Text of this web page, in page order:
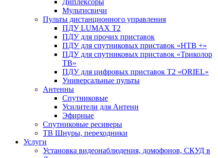
Мультисвичи
Пульты дистанционного управления
ПДУ LUMAX Т2
ПДУ для прочих приставок
ПДУ для спутниковых приставок «НТВ +»
ПДУ для спутниковых приставок «Триколор
ТВ»
ПДУ для цифровых приставок Т2 «ORIEL»
Универсальные пульты
Антенны
Спутниковые
Усилители для Антенн
Эфирные
Спутниковые ресиверы
ТВ Шнуры, переходники
Услуги
Установка видеонаблюдения, домофонов, СКУД в